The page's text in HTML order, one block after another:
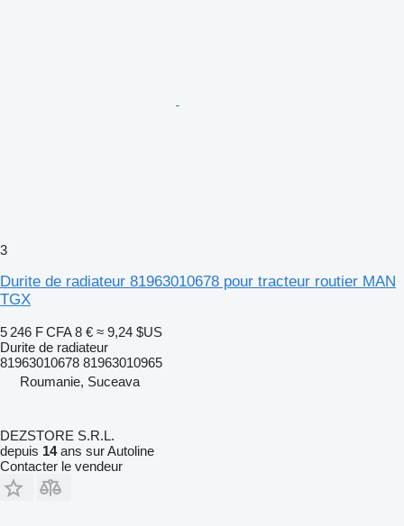
3
Durite de radiateur 81963010678 pour tracteur routier MAN
TGX
5 246 F CFA 8 € ≈ 9,24 $US
Durite de radiateur
81963010678 81963010965
Roumanie, Suceava
DEZSTORE S.R.L.
depuis 14ans sur Autoline
Contacter le vendeur